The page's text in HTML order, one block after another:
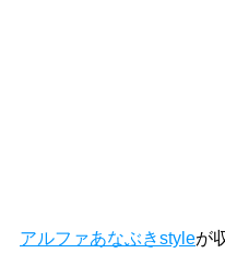
アルファあなぶきstyleが